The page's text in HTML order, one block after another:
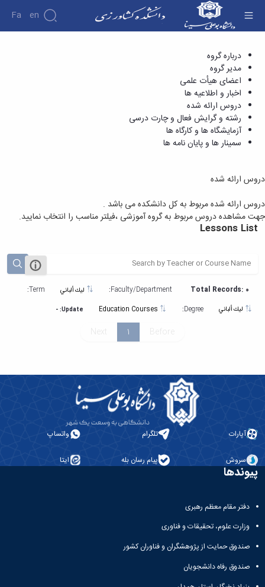
Fa En
دروس ارائه شده - دانشکده کشاورزی
درباره گروه
مدیر گروه
اعضای هیأت علمی
اخبار و اطلاعیه ها
دروس ارائه شده
رشته و گرایش فعال و چارت درسی
آزمایشگاه ها و کارگاه ها
سمینار ها و پایان نامه ها
دروس ارائه شده
دروس ارائه شده مربوط به کل دانشکده می باشد .
جهت مشاهده دروس مربوط به گروه آموزشی ،فیلتر مناسب را انتخاب نمایید.
Lessons List
Total Records: 0
Faculty/Department:
Term:
Degree:
Update: -
Before
1
Next
آپارات تلگرام واتساپ
سروش پیام رسان بله ایتا
پیوندها
دفتر مقام معظم رهبری
وزارت علوم، تحقیقات و فناوری
صندوق حمایت از پژوهشگران و فناوران کشور
صندوق رفاه دانشجویان